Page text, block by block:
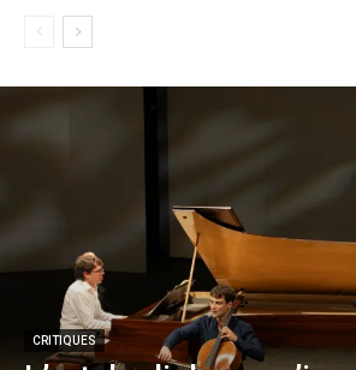
CRITIQUES